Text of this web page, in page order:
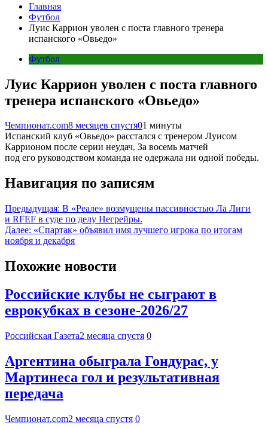
Главная
Футбол
Луис Каррион уволен с поста главного тренера
испанского «Овьедо»
Футбол
Луис Каррион уволен с поста главного
тренера испанского «Овьедо»
Чемпионат.com8 месяцев спустя01 минуты
Испанский клуб «Овьедо» расстался с тренером Луисом
Каррионом после серии неудач. За восемь матчей
под его руководством команда не одержала ни одной победы.
Навигация по записям
Предыдущая: В «Реале» возмущены пассивностью Ла Лиги
и RFEF в суде по делу Негрейры.
Далее: «Спартак» объявил имя лучшего игрока по итогам
ноября и декабря
Похожие новости
Российские клубы не сыграют в
еврокубках в сезоне-2026/27
Российская Газета2 месяца спустя 0
Аргентина обыграла Гондурас, у
Мартинеса гол и результативная
передача
Чемпионат.com2 месяца спустя 0